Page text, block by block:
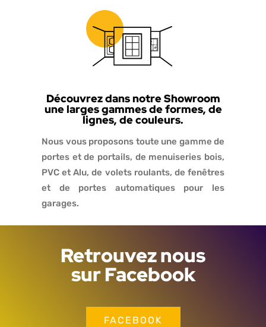
Découvrez dans notre Showroom
une larges gammes de formes, de
lignes, de couleurs.
Nous vous proposons toute une gamme de
portes et de portails, de menuiseries bois,
PVC et Alu, de volets roulants, de fenêtres
et de portes automatiques pour les
garages.
Retrouvez nous
sur Facebook
FACEBOOK